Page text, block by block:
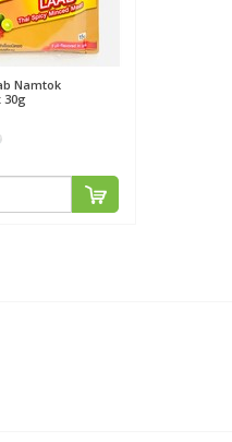
Namtok
30g